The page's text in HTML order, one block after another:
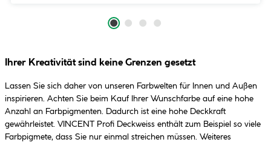
Ihrer Kreativität sind keine Grenzen gesetzt
Lassen Sie sich daher von unseren Farbwelten für Innen und Außen
inspirieren. Achten Sie beim Kauf Ihrer Wunschfarbe auf eine hohe
Anzahl an Farbpigmenten. Dadurch ist eine hohe Deckkraft
gewährleistet. VINCENT Profi Deckweiss enthält zum Beispiel so viele
Farbpigmete, dass Sie nur einmal streichen müssen. Weiteres